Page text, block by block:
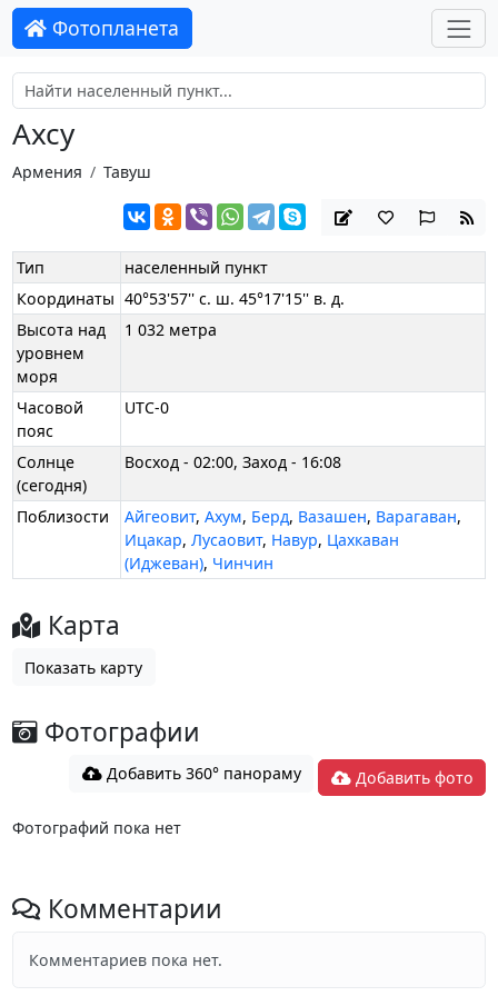
Фотопланета
Ахсу
Армения Тавуш
Тип
населенный пункт
Координаты 40°53'57'' с. ш. 45°17'15'' в. д.
Высота над
уровнем
моря
1 032 метра
Часовой
пояс
UTC-0
Солнце
(сегодня)
Восход - 02:00, Заход - 16:08
Поблизости Айгеовит,Ахум, Берд, Вазашен, Варагаван,
Ицакар,Лусаовит, Навур, Цахкаван
(Иджеван), Чинчин
Карта
Показать карту
Фотографии
Добавить 360° панораму Добавить фото
Фотографий пока нет
Комментарии
Комментариев пока нет.